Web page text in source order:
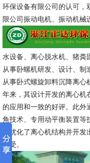
环保设备有限公司的认可，
限公司振动电机、振动机械
水设备、离心脱水机、猪粪
从事卧螺机研发、设计、
从事卧式螺旋卸料沉降离
年来，其设计开发的离心机
的应用和一致的好评。此
角技术、专用动平衡装置等
的优化了离心机结构并开
接受。